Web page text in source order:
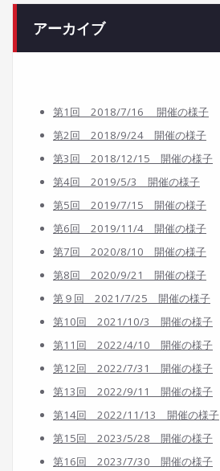
アーカイブ
第1回 2018/7/16 開催の様子
第2回 2018/9/24 開催の様子
第3回 2018/12/15 開催の様子
第4回 2019/5/3 開催の様子
第5回 2019/7/15 開催の様子
第6回 2019/11/4 開催の様子
第7回 2020/8/10 開催の様子
第8回 2020/9/21 開催の様子
第９回 2021/7/25 開催の様子
第10回 2021/10/3 開催の様子
第11回 2022/4/10 開催の様子
第12回 2022/7/31 開催の様子
第13回 2022/9/11 開催の様子
第14回 2022/11/13 開催の様子
第15回 2023/5/28 開催の様子
第16回 2023/7/30 開催の様子